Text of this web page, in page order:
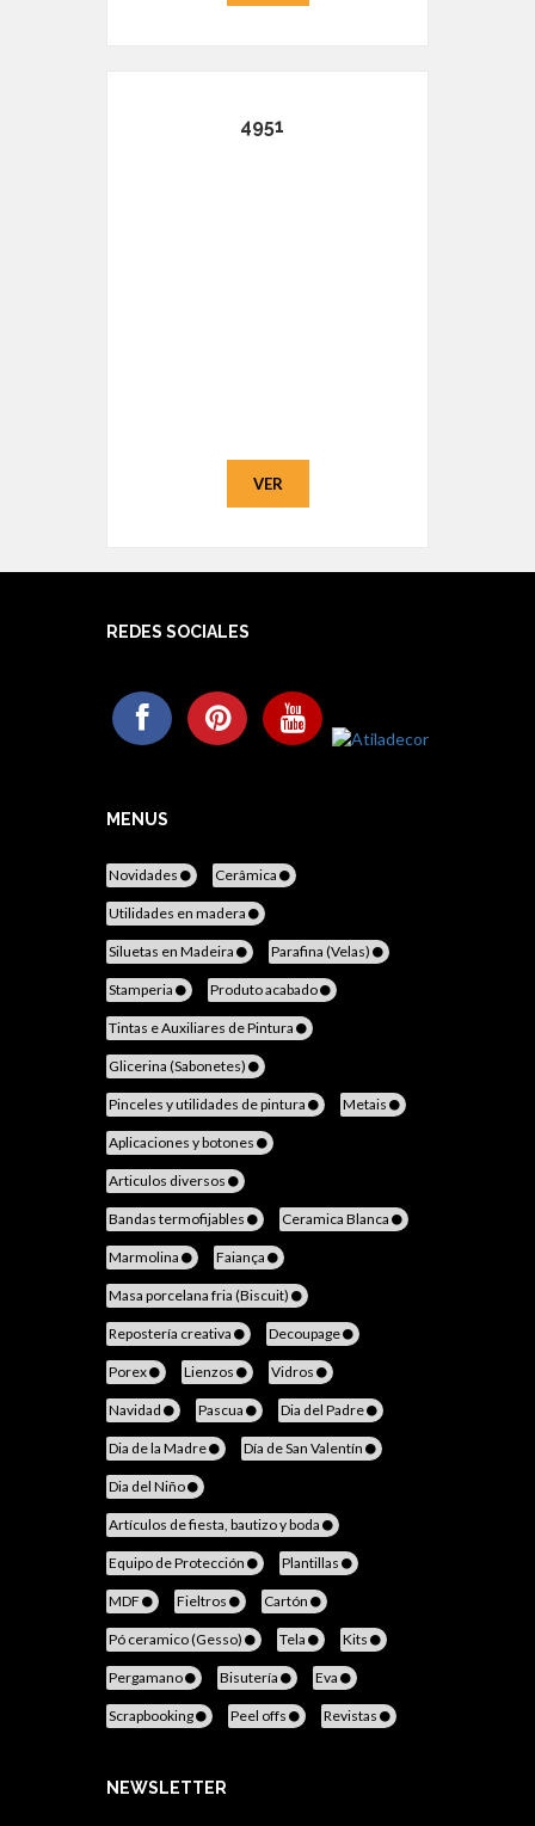
4951
VER
REDES SOCIALES
MENUS
Novidades Cerâmica
Utilidades en madera
Siluetas en Madeira Parafina (Velas)
Stamperia Produto acabado
Tintas e Auxiliares de Pintura
Glicerina (Sabonetes)
Pinceles y utilidades de pintura Metais
Aplicaciones y botones
Articulos diversos
Bandas termofijables Ceramica Blanca
Marmolina Faiança
Masa porcelana fria (Biscuit)
Repostería creativa Decoupage
Porex Lienzos Vidros
Navidad Pascua Dia del Padre
Dia de la Madre Día de San Valentín
Dia del Niño
Artículos de fiesta, bautizo y boda
Equipo de Protección Plantillas
MDF Fieltros Cartón
Pó ceramico (Gesso) Tela Kits
Pergamano Bisutería Eva
Scrapbooking Peel offs Revistas
NEWSLETTER